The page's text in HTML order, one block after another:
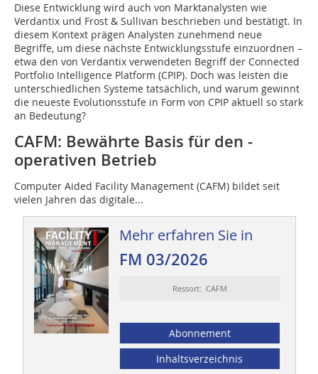
Diese Entwicklung wird auch von Marktanalysten wie
Verdantix und Frost & Sullivan beschrieben und bestätigt. In
diesem Kontext prägen Analysten zunehmend neue
Begriffe, um diese nächste Entwicklungsstufe einzuordnen –
etwa den von Verdantix verwendeten Begriff der Connected
Portfolio Intelligence Platform (CPIP). Doch was leisten die
unterschiedlichen Systeme tatsächlich, und warum gewinnt
die neueste Evolutionsstufe in Form von CPIP aktuell so stark
an Bedeutung?
CAFM: Bewährte Basis für den ­
operativen Betrieb
Computer Aided Facility Management (CAFM) bildet seit
vielen Jahren das digitale...
Mehr erfahren Sie in
FM 03/2026
Ressort: CAFM
Abonnement
Inhaltsverzeichnis